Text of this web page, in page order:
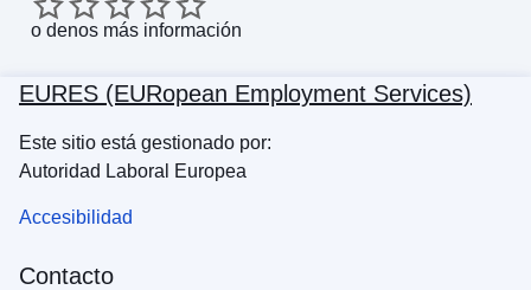
o denos más información
EURES (EURopean Employment Services)
Este sitio está gestionado por:
Autoridad Laboral Europea
Accesibilidad
Contacto